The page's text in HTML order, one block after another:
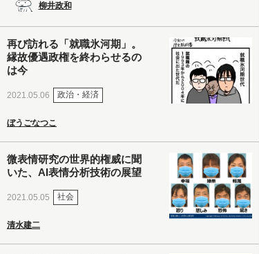
柳井政和
再び訪れる「就職氷河期」。
縁故優遇政権を終わらせるの
は今
2021.05.06 政治・経済
ぼうごなつこ
微表情研究の世界的権威に聞
いた、AI表情分析技術の展望
2021.05.05 社会
清水建二